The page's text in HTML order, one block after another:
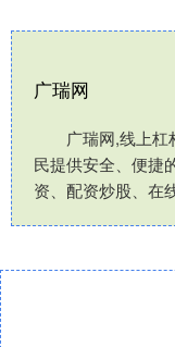
广瑞网
广瑞网,线上
民提供安全、便捷
资、配资炒股、在